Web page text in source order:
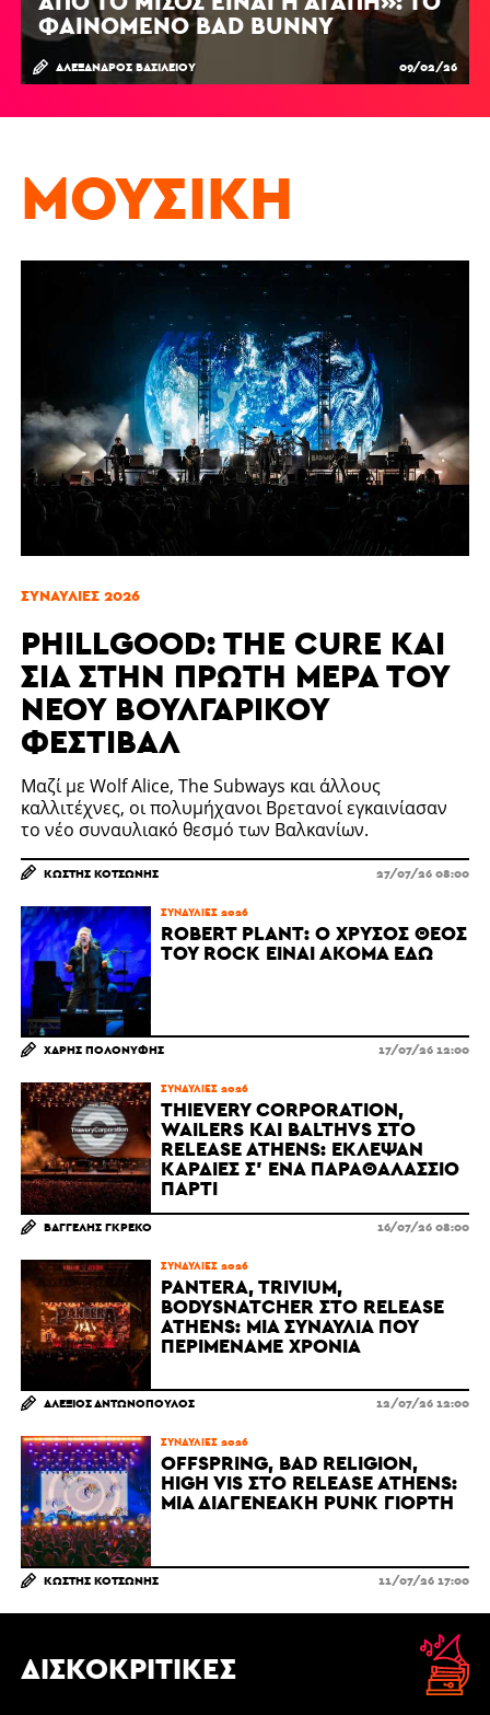
ΦΑΙΝΌΜΕΝΟ BAD BUNNY
ΑΛΈΞΑΝΔΡΟΣ ΒΑΣΙΛΕΊΟΥ 09/02/26
ΜΟΥΣΙΚΉ
ΣΥΝΑΥΛΊΕΣ 2026
PHILLGOOD: THE CURE ΚΑΙ
ΣΊΑ ΣΤΗΝ ΠΡΏΤΗ ΜΈΡΑ ΤΟΥ
ΝΈΟΥ ΒΟΥΛΓΑΡΙΚΟΎ
ΦΕΣΤΙΒΆΛ
Μαζί με Wolf Alice, The Subways και άλλους
καλλιτέχνες, οι πολυμήχανοι Βρετανοί εγκαινίασαν
το νέο συναυλιακό θεσμό των Βαλκανίων.
ΚΩΣΤΉΣ ΚΟΤΣΏΝΗΣ 27/07/26 08:00
ΔΙΣΚΟΚΡΙΤΙΚΈΣ
ΣΥΝΑΥΛΊΕΣ 2026
ROBERT PLANT: Ο ΧΡΥΣΌΣ ΘΕΌΣ
ΤΟΥ ROCK ΕΊΝΑΙ ΑΚΌΜΑ ΕΔΏ
ΧΆΡΗΣ ΠΟΛΟΝΎΦΗΣ 17/07/26 12:00
ΣΥΝΑΥΛΊΕΣ 2026
THIEVERY CORPORATION,
WAILERS ΚΑΙ BALTHVS ΣΤΟ
RELEASE ATHENS: ΈΚΛΕΨΑΝ
ΚΑΡΔΙΈΣ Σ' ΈΝΑ ΠΑΡΑΘΑΛΆΣΣΙΟ
ΠΆΡΤΙ
ΒΑΓΓΈΛΗΣ ΓΚΡΈΚΟ 16/07/26 08:00
ΣΥΝΑΥΛΊΕΣ 2026
PANTERA, TRIVIUM,
BODYSNATCHER ΣΤΟ RELEASE
ATHENS: ΜΙΑ ΣΥΝΑΥΛΊΑ ΠΟΥ
ΠΕΡΙΜΈΝΑΜΕ ΧΡΌΝΙΑ
ΑΛΈΞΙΟΣ ΑΝΤΩΝΌΠΟΥΛΟΣ 12/07/26 12:00
ΣΥΝΑΥΛΊΕΣ 2026
OFFSPRING, BAD RELIGION,
HIGH VIS ΣΤΟ RELEASE ATHENS:
ΜΙΑ ΔΙΑΓΕΝΕΑΚΉ PUNK ΓΙΟΡΤΉ
ΚΩΣΤΉΣ ΚΟΤΣΏΝΗΣ 11/07/26 17:00